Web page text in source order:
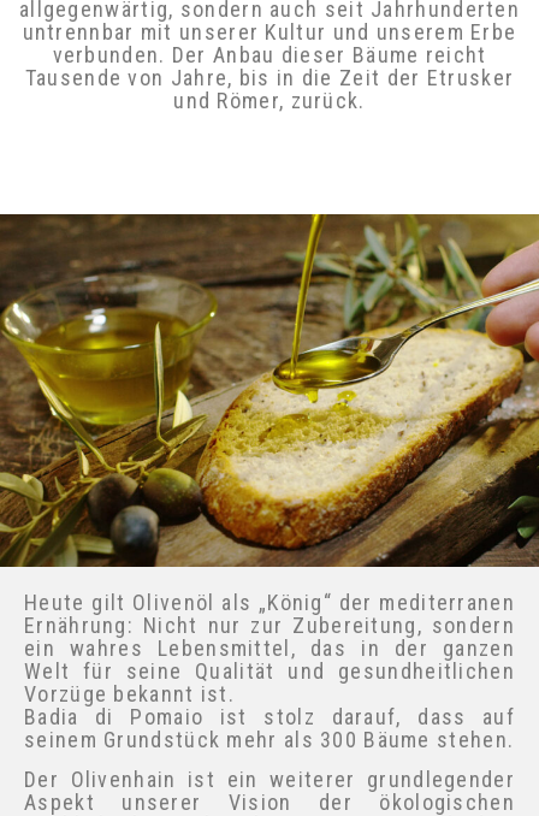
Olivenbäume sind in unserer Landschaft nicht
nur allgegenwärtig, sondern auch seit
Jahrhunderten untrennbar mit unserer Kultur
und unserem Erbe verbunden. Der Anbau dieser
Bäume reicht Tausende von Jahre, bis in die Zeit
Heute gilt Olivenöl als „König“ der
mediterranen Ernährung: Nicht nur zur
Zubereitung, sondern ein wahres
Lebensmittel, das in der ganzen Welt für
seine Qualität und gesundheitlichen Vorzüge
bekannt ist.
Badia di Pomaio ist stolz darauf, dass auf
seinem Grundstück mehr als 300 Bäume
stehen.